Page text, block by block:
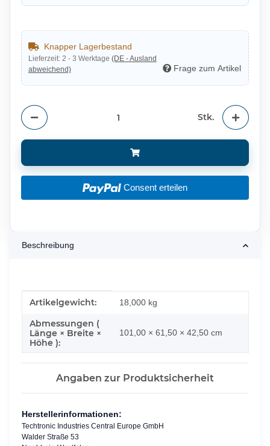
Knapper Lagerbestand
Lieferzeit: 2 - 3 Werktage (DE - Ausland
abweichend)
Frage zum Artikel
Stk.
Consent erteilen
Beschreibung
Produkteigenschaft
Wert
Artikelgewicht: 18,000 kg
Abmessungen (
Länge × Breite ×
Höhe ):
101,00 × 61,50 × 42,50 cm
Angaben zur Produktsicherheit
Herstellerinformationen:
Techtronic Industries Central Europe GmbH
Walder Straße 53